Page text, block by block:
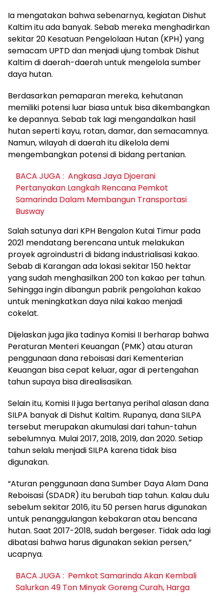
Ia mengatakan bahwa sebenarnya, kegiatan Dishut
Kaltim itu ada banyak. Sebab mereka menghadirkan
sekitar 20 Kesatuan Pengelolaan Hutan (KPH) yang
semacam UPTD dan menjadi ujung tombak Dishut
Kaltim di daerah-daerah untuk mengelola sumber
daya hutan.
Berdasarkan pemaparan mereka, kehutanan
memiliki potensi luar biasa untuk bisa dikembangkan
ke depannya. Sebab tak lagi mengandalkan hasil
hutan seperti kayu, rotan, damar, dan semacamnya.
Namun, wilayah di daerah itu dikelola demi
mengembangkan potensi di bidang pertanian.
BACA JUGA : Angkasa Jaya Djoerani
Pertanyakan Langkah Rencana Pemkot
Samarinda Dalam Membangun Transportasi
Busway
Salah satunya dari KPH Bengalon Kutai Timur pada
2021 mendatang berencana untuk melakukan
proyek agroindustri di bidang industrialisasi kakao.
Sebab di Karangan ada lokasi sekitar 150 hektar
yang sudah menghasilkan 200 ton kakao per tahun.
Sehingga ingin dibangun pabrik pengolahan kakao
untuk meningkatkan daya nilai kakao menjadi
cokelat.
Dijelaskan juga jika tadinya Komisi II berharap bahwa
Peraturan Menteri Keuangan (PMK) atau aturan
penggunaan dana reboisasi dari Kementerian
Keuangan bisa cepat keluar, agar di pertengahan
tahun supaya bisa direalisasikan.
Selain itu, Komisi II juga bertanya perihal alasan dana
SILPA banyak di Dishut Kaltim. Rupanya, dana SILPA
tersebut merupakan akumulasi dari tahun-tahun
sebelumnya. Mulai 2017, 2018, 2019, dan 2020. Setiap
tahun selalu menjadi SILPA karena tidak bisa
digunakan.
“Aturan penggunaan dana Sumber Daya Alam Dana
Reboisasi (SDADR) itu berubah tiap tahun. Kalau dulu
sebelum sekitar 2016, itu 50 persen harus digunakan
untuk penanggulangan kebakaran atau bencana
hutan. Saat 2017-2018, sudah bergeser. Tidak ada lagi
dibatasi bahwa harus digunakan sekian persen,”
ucapnya.
BACA JUGA : Pemkot Samarinda Akan Kembali
Salurkan 49 Ton Minyak Goreng Curah, Harga